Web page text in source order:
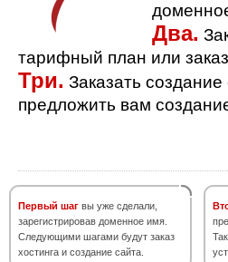
Два.
тарифный план или
Три. Заказать
предложить вам
Первый шаг вы уже сделали,
зарегистрировав доменное имя.
Следующими шагами будут заказ
хостинга и создание сайта.